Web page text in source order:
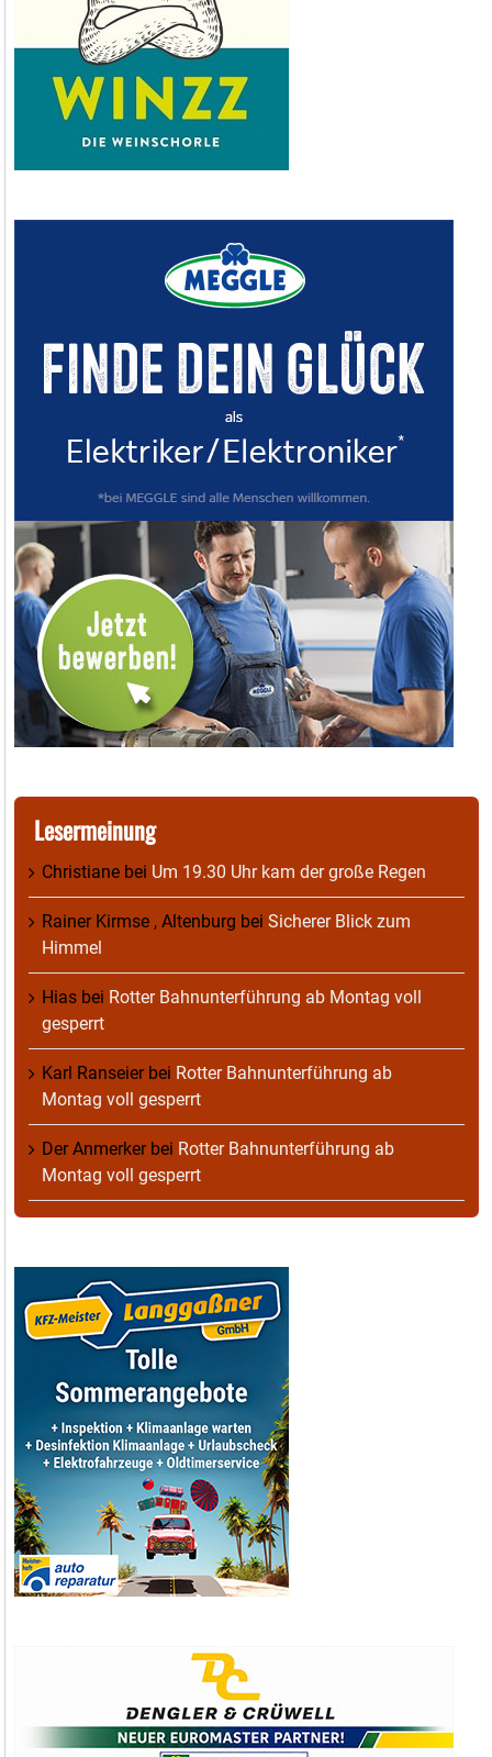
Lesermeinung
Christiane bei Um 19.30 Uhr kam der große Regen
Rainer Kirmse , Altenburg bei Sicherer Blick zum
Himmel
Hias bei Rotter Bahnunterführung ab Montag voll
gesperrt
Karl Ranseierbei Rotter Bahnunterführung ab
Montag voll gesperrt
Der Anmerkerbei Rotter Bahnunterführung ab
Montag voll gesperrt